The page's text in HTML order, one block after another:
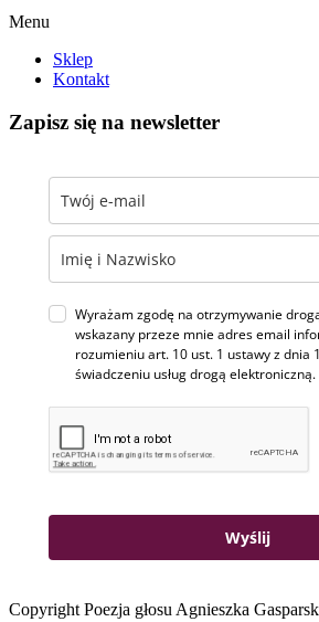
Menu
Sklep
Kontakt
Zapisz się na newsletter
Wyrażam zgodę na otrzymywanie
wskazany przeze mnie adres email
rozumieniu art. 10 ust. 1 ustawy z dnia
świadczeniu usług drogą elektroniczną.
Wyślij
Copyright Poezja głosu Agnieszka